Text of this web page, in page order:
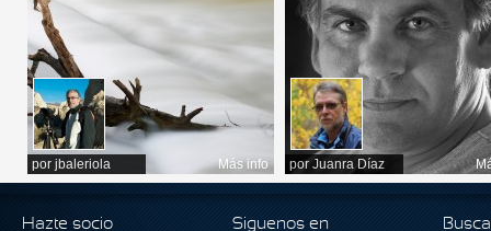
por jbaleriola Más info por Juanra Díaz
Hazte socio Siguenos en